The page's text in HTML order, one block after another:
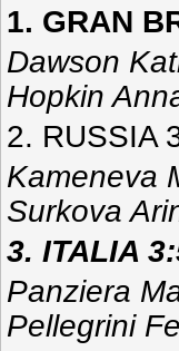
1. GRAN
Dawson
Hopkin
2. RUSSIA
Kameneva
Surkova
3. ITALIA
Panziera
Pellegrini